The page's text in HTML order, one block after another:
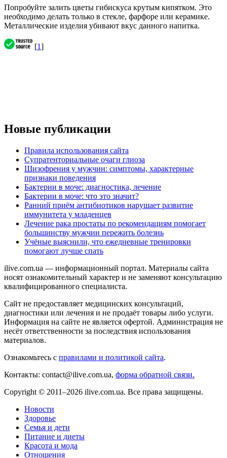
Попробуйте залить цветы гибискуса крутым кипятком. Это
необходимо делать только в стекле, фарфоре или керамике.
Металлические изделия убивают вкус данного напитка.
[1]
Новые публикации
Правила использования сайта
Супратенториальные очаги глиоза
Шизофрения у мужчин: симптомы, характерные
признаки поведения
Бактерии в моче: диагностика, лечение
Бактерии в моче: что это значит?
Ранний приём антибиотиков нарушает развитие
иммунитета у младенцев
Лечение рака простаты по рекомендациям помогает
большинству мужчин пережить болезнь
Учёные выяснили, что ежедневные тренировки
помогают лучше спать
ilive.com.ua — информационный портал. Материалы сайта
носят ознакомительный характер и не заменяют консультацию
квалифицированного специалиста.
Сайт не предоставляет медицинских консультаций,
диагностики или лечения и не продаёт товары либо услуги.
Информация на сайте не является офертой. Администрация не
несёт ответственности за последствия использования
материалов.
Ознакомьтесь с правилами и политикой сайта.
Контакты: contact@ilive.com.ua, форма обратной связи.
Copyright © 2011–2026 ilive.com.ua. Все права защищены.
Новости
Здоровье
Семья и дети
Питание и диеты
Красота и мода
Отношения